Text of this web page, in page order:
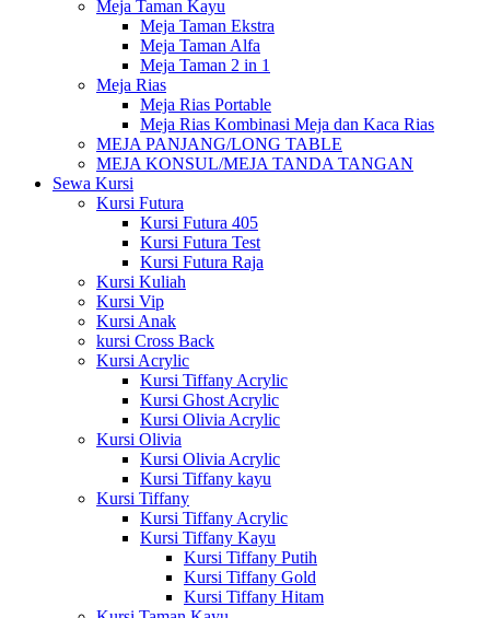
Meja Taman Kayu
Meja Taman Ekstra
Meja Taman Alfa
Meja Taman 2 in 1
Meja Rias
Meja Rias Portable
Meja Rias Kombinasi Meja dan Kaca Rias
MEJA PANJANG/LONG TABLE
MEJA KONSUL/MEJA TANDA TANGAN
Sewa Kursi
Kursi Futura
Kursi Futura 405
Kursi Futura Test
Kursi Futura Raja
Kursi Kuliah
Kursi Vip
Kursi Anak
kursi Cross Back
Kursi Acrylic
Kursi Tiffany Acrylic
Kursi Ghost Acrylic
Kursi Olivia Acrylic
Kursi Olivia
Kursi Olivia Acrylic
Kursi Tiffany kayu
Kursi Tiffany
Kursi Tiffany Acrylic
Kursi Tiffany Kayu
Kursi Tiffany Putih
Kursi Tiffany Gold
Kursi Tiffany Hitam